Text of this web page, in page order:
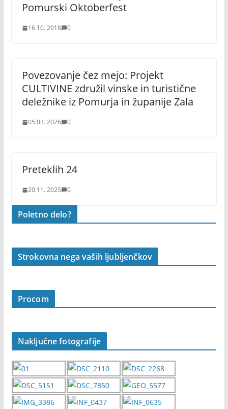
Pomurski Oktoberfest
16.10. 2018 0
Povezovanje čez mejo: Projekt
CULTIVINE združil vinske in turistične
deležnike iz Pomurja in županije Zala
05.03. 2026 0
Preteklih 24
20.11. 2025 0
Poletno delo?
Strokovna nega vaših ljubljenčkov
Procom
Naključne fotografije